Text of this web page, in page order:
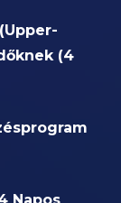
(4
Napos